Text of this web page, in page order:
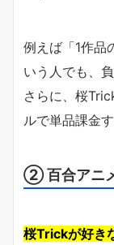
例えば「1作品
いう人でも、
さらに、桜
ルで単品課金
② 百合アニ
桜Trickが好き